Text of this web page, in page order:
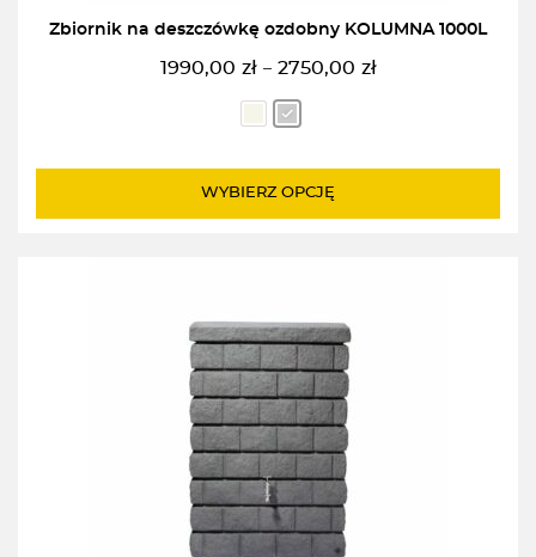
Zbiornik na deszczówkę ozdobny KOLUMNA 1000L
1990,00 zł – 2750,00 zł
Zakres
cen:
od
do
WYBIERZ OPCJĘ